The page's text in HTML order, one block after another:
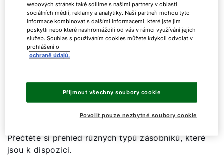
také menší kapacita.
Zásobníky WOLF
vody, i když některé typy jsou vhodné pouze pro
skladování topné vody.
Přečtěte si přehled různých typů zásobníků, které
jsou k dispozici.
webových stránek také sdílíme s našimi partnery v oblasti
sociálních médií, reklamy a analytiky. Naši partneři mohou tyto
informace kombinovat s dalšími informacemi, které jste jim
poskytli nebo které nashromáždili od vás v rámci využívání jejich
služeb. Souhlas s používáním cookies můžete kdykoli odvolat v
prohlášení o
ochraně údajů.
Povolit pouze nezbytné soubory cookie
Přijmout všechny soubory cookie